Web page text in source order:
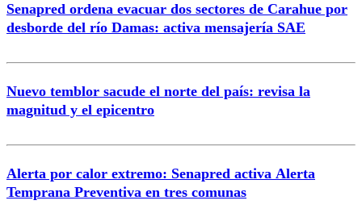
Correo
Senapred ordena evacuar dos sectores de Carahue por
desborde del río Damas: activa mensajería SAE
Nuevo temblor sacude el norte del país: revisa la
magnitud y el epicentro
Alerta por calor extremo: Senapred activa Alerta
Temprana Preventiva en tres comunas